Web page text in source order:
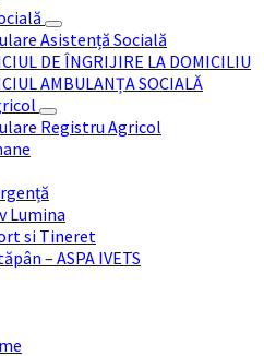
Asistență Socială
DE ÎNGRIJIRE LA DOMICILIU
AMBULANȚA SOCIALĂ
Registru Agricol
Lumina
si Tineret
– ASPA IVETS